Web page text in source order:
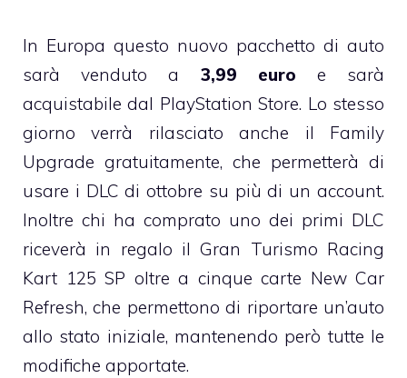
In Europa questo nuovo pacchetto di auto
sarà venduto a 3,99 euro e sarà
acquistabile dal PlayStation Store. Lo stesso
giorno verrà rilasciato anche il Family
Upgrade gratuitamente, che permetterà di
usare i DLC di ottobre su più di un account.
Inoltre chi ha comprato uno dei primi DLC
riceverà in regalo il Gran Turismo Racing
Kart 125 SP oltre a cinque carte New Car
Refresh, che permettono di riportare un’auto
allo stato iniziale, mantenendo però tutte le
modifiche apportate.